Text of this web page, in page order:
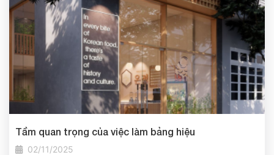
Tầm quan trọng của việc làm bảng hiệu
02/11/2025